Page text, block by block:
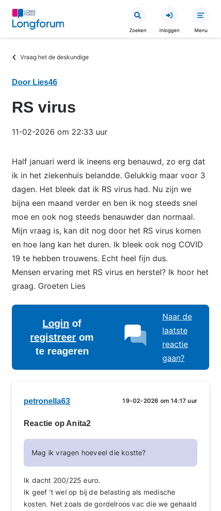
Overslaan
inhoud
Zoeken Inloggen Menu
Kruimelpad
Vraag het de deskundige
Door Lies46
RS virus
11-02-2026 om 22:33 uur
Half januari werd ik ineens erg benauwd, zo erg dat
ik in het ziekenhuis belandde. Gelukkig maar voor 3
dagen. Het bleek dat ik RS virus had. Nu zijn we
bijna een maand verder en ben ik nog steeds snel
moe en ook nog steeds benauwder dan normaal.
Mijn vraag is, kan dit nog door het RS virus komen
en hoe lang kan het duren. Ik bleek ook nog COVID
19 te hebben trouwens. Echt heel fijn dus.
Mensen ervaring met RS virus en herstel? Ik hoor het
graag. Groeten Lies
Login of
registreer om
te reageren
Naar de
laatste
reactie
gaan?
petronella63 19-02-2026 om 14:17 uur
Reactie op Anita2
Mag ik vragen hoeveel die kostte?
Ik dacht 200/225 euro.
Ik geef ‘t wel op bij de belasting als medische
kosten. Net zoals de gordelroos vac die we gehaald